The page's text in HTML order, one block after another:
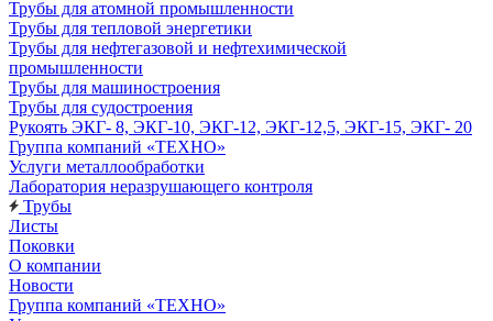
Трубы для атомной промышленности
Трубы для тепловой энергетики
Трубы для нефтегазовой и нефтехимической
промышленности
Трубы для машиностроения
Трубы для судостроения
Рукоять ЭКГ- 8, ЭКГ-10, ЭКГ-12, ЭКГ-12,5, ЭКГ-15, ЭКГ- 20
Группа компаний «ТЕХНО»
Услуги металлообработки
Лаборатория неразрушающего контроля
Трубы
Листы
Поковки
О компании
Новости
Группа компаний «ТЕХНО»